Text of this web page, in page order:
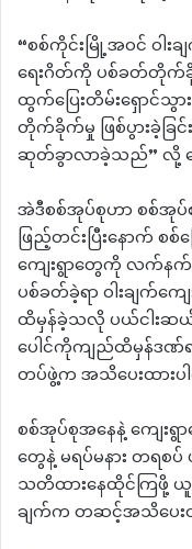
“စစ်ကိုင်းမြို့အဝင် ဝါး
ရေးဂိတ်ကို ပစ်ခတ်တိုက်ခို
ထွက်ပြေးတိမ်းရှောင်သွ
တိုက်ခိုက်မှု ဖြစ်ပွားခဲ့ခ
ဆုတ်ခွာလာခဲ့သည်” လို့ ဖ
အဲဒီစစ်အုပ်စုဟာ စစ်အုပ်
ဖြည့်တင်းပြီးနောက်
ကျေးရွာတွေကို လက်န
ပစ်ခတ်ခဲ့ရာ ဝါးချက်
ထိမှန်ခဲ့သလို ပယ်ငါးဆ
ပေါင်ကိုကျည်ထိမှန်ဒဏ်
တပ်ဖွဲ့က အသိပေးထား
စစ်အုပ်စုအနေနဲ့ ကျေ
တွေနဲ့ မရပ်မနား တရစ
သတိထားနေထိုင်ကြဖို့ ယူ
ချက်က တဆင့်အသိပေး